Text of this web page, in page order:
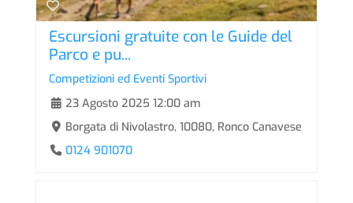
Escursioni gratuite con le Guide del
Parco e pu...
Competizioni ed Eventi Sportivi
23 Agosto 2025 12:00 am
Borgata di Nivolastro, 10080, Ronco Canavese
0124 901070